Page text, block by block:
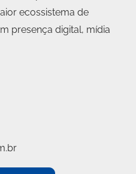
ecossistema de
presença digital, mídia